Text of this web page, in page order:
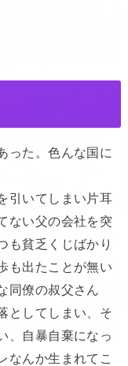
った。色んな国に
引いてしまい片耳
ない父の会社を突
も貧乏くじばかり
も出たことが無い
同僚の叔父さん
としてしまい、そ
、自暴自棄になっ
なんか生まれてこ